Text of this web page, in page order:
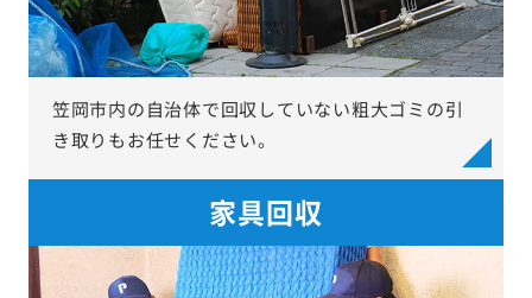
笠岡市内の自治体で回収していない粗大ゴミの引
き取りもお任せください。
家具回収